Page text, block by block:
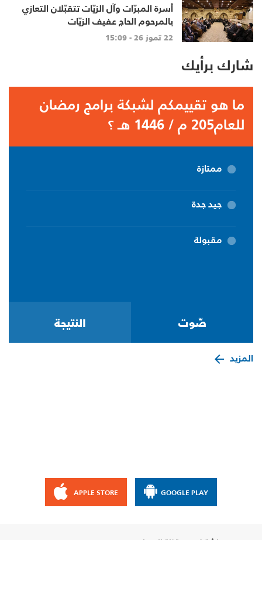
أسرة المبرّات وآل الزيّات تتقبّلان التعازي
بالمرحوم الحاج عفيف الزيّات
22 تموز 26 - 15:09
شارك برأيك
ما هو تقييمكم لشبكة برامج رمضان
للعام205 م / 1446 هـ ؟
ممتازة
جيد جدة
مقبولة
المزيد
GOOGLE PLAY
APPLE STORE
إشترك مع قناة الإيمان